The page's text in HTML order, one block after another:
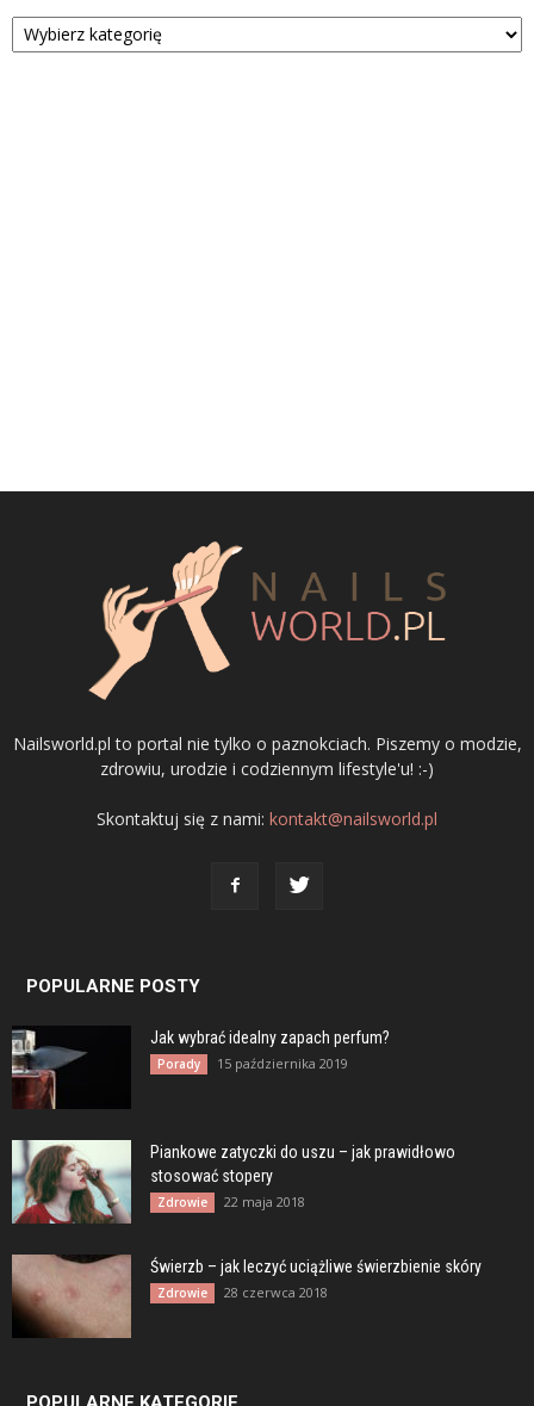
Kategorie
Nailsworld.pl to portal nie tylko o paznokciach. Piszemy o modzie,
zdrowiu, urodzie i codziennym lifestyle'u! :-)
Skontaktuj się z nami: kontakt@nailsworld.pl
POPULARNE POSTY
Jak wybrać idealny zapach perfum?
Porady 15 października 2019
Piankowe zatyczki do uszu – jak prawidłowo
stosować stopery
Zdrowie 22 maja 2018
Świerzb – jak leczyć uciążliwe świerzbienie skóry
Zdrowie 28 czerwca 2018